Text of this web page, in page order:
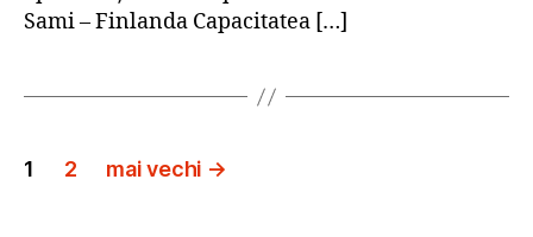
Sami – Finlanda Capacitatea […]
Paginație
1 2 mai vechi →